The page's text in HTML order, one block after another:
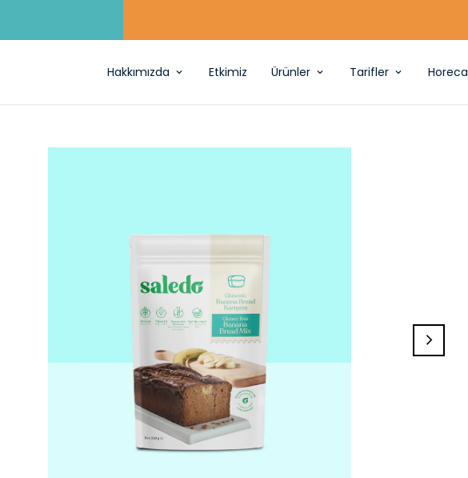
Hakkımızda Etkimiz Ürünler Tarifler Horeca